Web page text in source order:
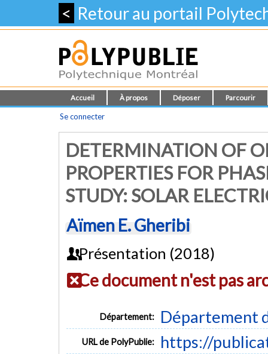
< Retour au portail
Accueil À propos Déposer Parcourir
Se connecter
DETERMINATION OF
PROPERTIES FOR
STUDY: SOLAR
Aïmen E. Gheribi
Présentation (2018)
Ce document n'est pas
Département: Département
URL de PolyPublie: https://